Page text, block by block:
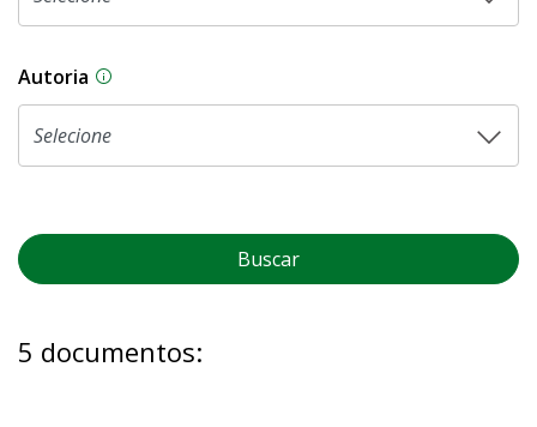
Autoria As proposições legislativas na CLDF podem
Buscar
5 documentos: